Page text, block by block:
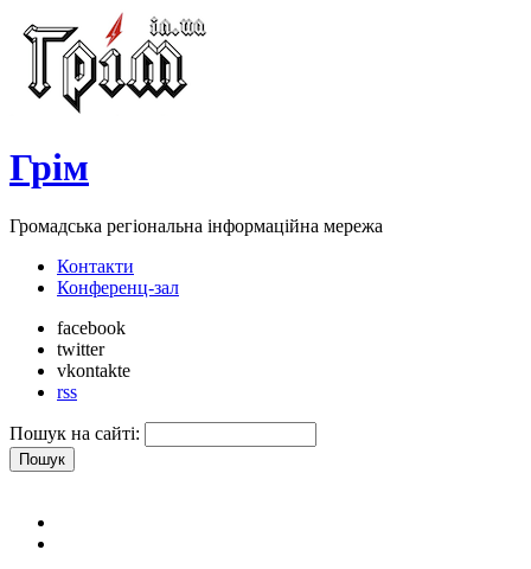
Грім
Громадська регіональна інформаційна мережа
Контакти
Конференц-зал
facebook
twitter
vkontakte
rss
Пошук на сайті: